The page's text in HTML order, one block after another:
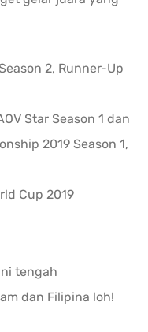
2, Runner-Up
Star Season 1 dan
2019 Season 1,
Cup 2019
tengah
dan Filipina loh!